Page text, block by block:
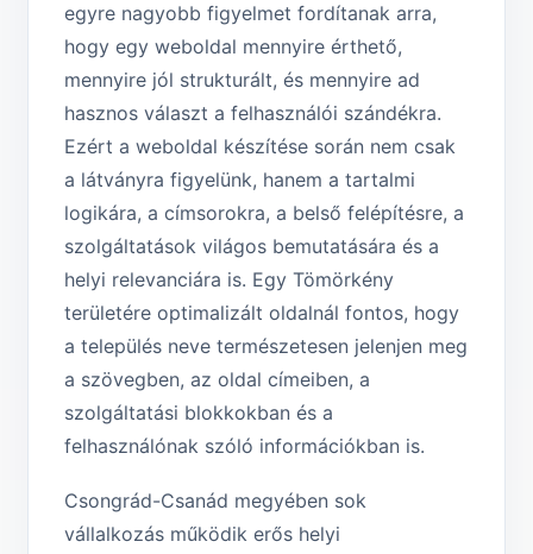
egyre nagyobb figyelmet fordítanak arra,
hogy egy weboldal mennyire érthető,
mennyire jól strukturált, és mennyire ad
hasznos választ a felhasználói szándékra.
Ezért a weboldal készítése során nem csak
a látványra figyelünk, hanem a tartalmi
logikára, a címsorokra, a belső felépítésre, a
szolgáltatások világos bemutatására és a
helyi relevanciára is. Egy Tömörkény
területére optimalizált oldalnál fontos, hogy
a település neve természetesen jelenjen meg
a szövegben, az oldal címeiben, a
szolgáltatási blokkokban és a
felhasználónak szóló információkban is.
Csongrád-Csanád megyében sok
vállalkozás működik erős helyi